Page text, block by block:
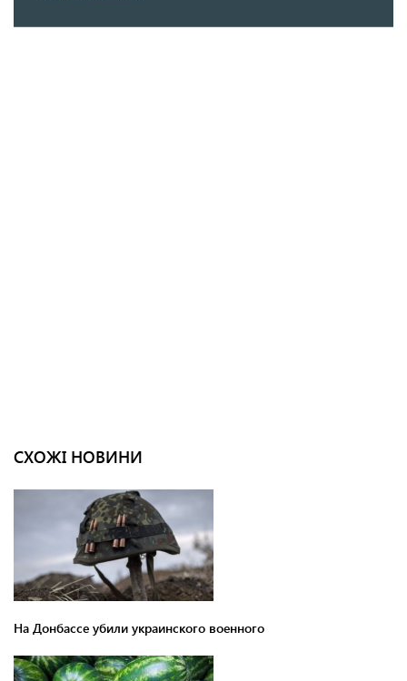
СХОЖІ НОВИНИ
На Донбассе убили украинского военного